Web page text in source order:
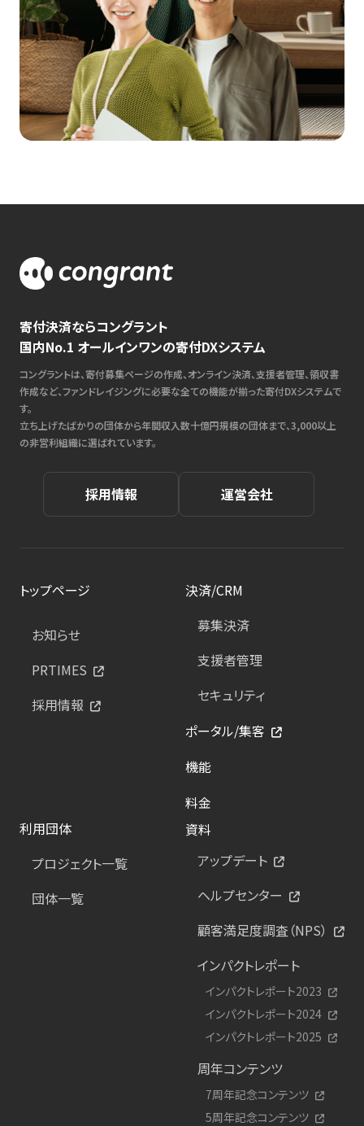
寄付決済ならコングラント
国内No.1 オールインワンの寄付DXシステム
コングラントは、寄付募集ページの作成、オンライン決済、支援者管理、領収書
作成など、ファンドレイジングに必要な全ての機能が揃った寄付DXシステムで
す。
立ち上げたばかりの団体から年間収入数十億円規模の団体まで、3,000以上
の非営利組織に選ばれています。
採用情報 運営会社
トップページ
お知らせ
PRTIMES
採用情報
決済/CRM
募集決済
支援者管理
セキュリティ
ポータル/集客
機能
料金
利用団体
プロジェクト一覧
団体一覧
資料
アップデート
ヘルプセンター
顧客満足度調査（NPS）
インパクトレポート
インパクトレポート2023
インパクトレポート2024
インパクトレポート2025
周年コンテンツ
7周年記念コンテンツ
5周年記念コンテンツ